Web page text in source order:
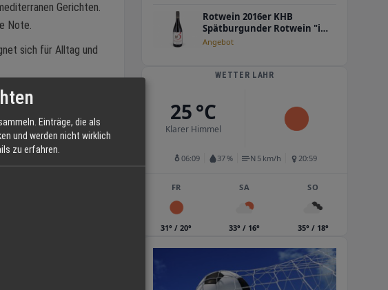
Gerichten.
Note.
sich für Alltag und
Rotwein 2016er KHB
Spätburgunder Rotwein "im
Barrique gereift" , Qualität
Angebot
WETTER LAHR
25 °C
Klarer Himmel
06:09 37 % N 5 km/h 20:59
FR
31° / 20°
SA
33° / 16°
SO
35° / 18°
Einträge, die als
und werden nicht wirklich
zu erfahren.